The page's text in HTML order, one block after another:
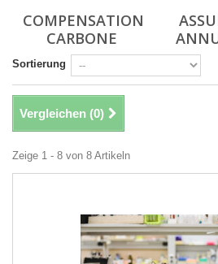
COMPENSATION
CARBONE
Sortierung
Vergleichen (0)
Zeige 1 - 8 von 8 Artikeln